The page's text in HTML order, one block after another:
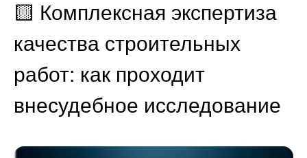
🟨 Комплексная экспертиза
качества строительных
работ: как проходит
внесудебное исследование